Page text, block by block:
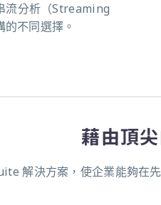
流分析（Streaming
不同選擇。
藉由頂
解決方案，使企業能夠在